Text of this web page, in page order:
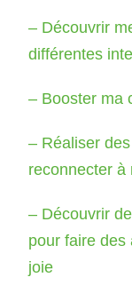
– Découvrir
différentes
– Booster ma
– Réaliser
reconnecter à
– Découvrir
pour faire des
joie